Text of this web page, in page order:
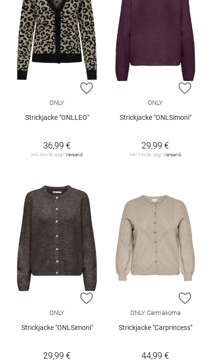
ZUR WUNSCHLISTE HINZUFÜGEN
ONLY
Strickjacke "ONLLEO"
36,99 €
inkl. MwSt. zzgl. Versand
ZUR
ONLY
Strickjacke "ONLSimoni"
29,99 €
inkl. MwSt. zzgl. Versand
ZUR WUNSCHLISTE HINZUFÜGEN
ONLY
Strickjacke "ONLSimoni"
29,99 €
ZUR
ONLY Carmakoma
Strickjacke "Carprincess"
44,99 €